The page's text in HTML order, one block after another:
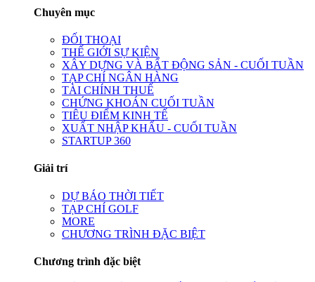
Chuyên mục
ĐỐI THOẠI
THẾ GIỚI SỰ KIỆN
XÂY DỰNG VÀ BẤT ĐỘNG SẢN - CUỐI TUẦN
TẠP CHÍ NGÂN HÀNG
TÀI CHÍNH THUẾ
CHỨNG KHOÁN CUỐI TUẦN
TIÊU ĐIỂM KINH TẾ
XUẤT NHẬP KHẨU - CUỐI TUẦN
STARTUP 360
Giải trí
DỰ BÁO THỜI TIẾT
TẠP CHÍ GOLF
MORE
CHƯƠNG TRÌNH ĐẶC BIỆT
Chương trình đặc biệt